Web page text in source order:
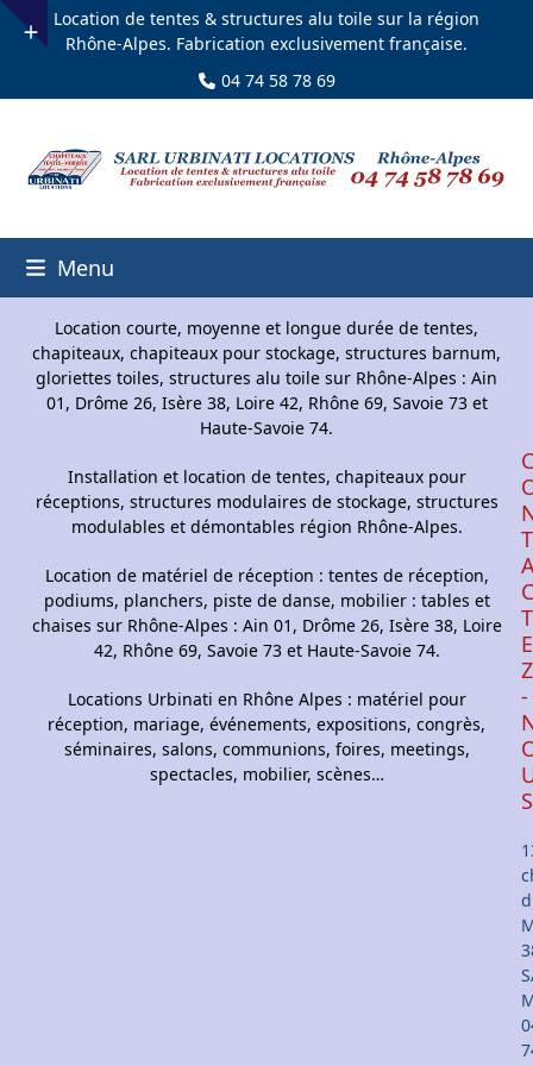
Skip
Location de tentes & structures alu toile sur la région
Rhône-Alpes. Fabrication exclusivement française.
04 74 58 78 69
Menu
Location courte, moyenne et longue durée de tentes,
chapiteaux, chapiteaux pour stockage, structures barnum,
gloriettes toiles, structures alu toile sur Rhône-Alpes : Ain
01, Drôme 26, Isère 38, Loire 42, Rhône 69, Savoie 73 et
Haute-Savoie 74.
Installation et location de tentes, chapiteaux pour
réceptions, structures modulaires de stockage, structures
modulables et démontables région Rhône-Alpes.
Location de matériel de réception : tentes de réception,
podiums, planchers, piste de danse, mobilier : tables et
chaises sur Rhône-Alpes : Ain 01, Drôme 26, Isère 38, Loire
42, Rhône 69, Savoie 73 et Haute-Savoie 74.
Locations Urbinati en Rhône Alpes : matériel pour
réception, mariage, événements, expositions, congrès,
séminaires, salons, communions, foires, meetings,
spectacles, mobilier, scènes…
T
T
E
Z
-
S